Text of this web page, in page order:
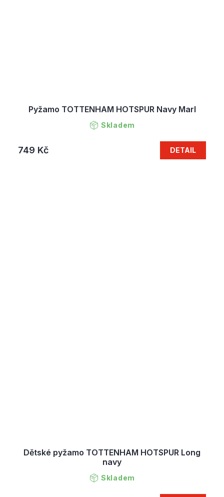
Pyžamo TOTTENHAM HOTSPUR Navy Marl
Skladem
749 Kč DETAIL
Dětské pyžamo TOTTENHAM HOTSPUR Long
navy
Skladem